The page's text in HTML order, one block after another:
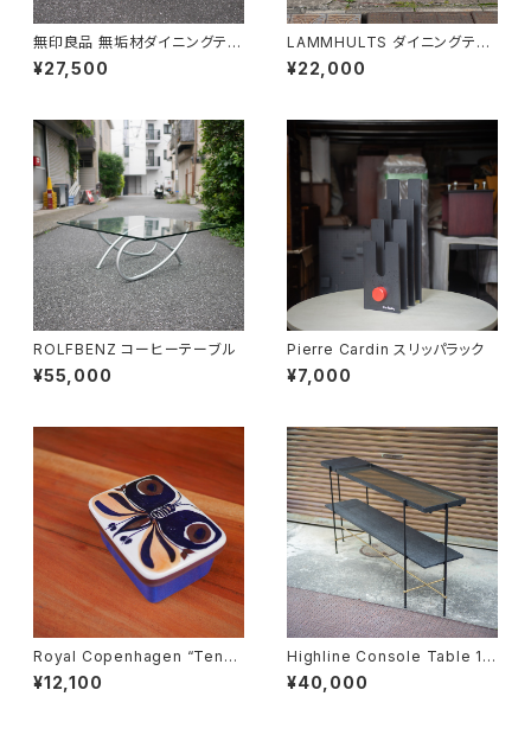
無印良品 無垢材ダイニングテー
ブル
¥27,500
LAMMHULTS ダイニングテー
ブル
¥22,000
ROLFBENZ コーヒーテーブル
¥55,000
Pierre Cardin スリッパラック
¥7,000
Royal Copenhagen “Tener
a” Butter Case
¥12,100
Highline Console Table 18
0
¥40,000